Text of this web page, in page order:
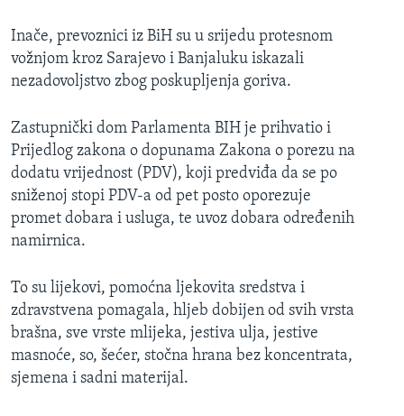
Inače, prevoznici iz BiH su u srijedu protesnom
vožnjom kroz Sarajevo i Banjaluku iskazali
nezadovoljstvo zbog poskupljenja goriva.
Zastupnički dom Parlamenta BIH je prihvatio i
Prijedlog zakona o dopunama Zakona o porezu na
dodatu vrijednost (PDV), koji predviđa da se po
sniženoj stopi PDV-a od pet posto oporezuje
promet dobara i usluga, te uvoz dobara određenih
namirnica.
To su lijekovi, pomoćna ljekovita sredstva i
zdravstvena pomagala, hljeb dobijen od svih vrsta
brašna, sve vrste mlijeka, jestiva ulja, jestive
masnoće, so, šećer, stočna hrana bez koncentrata,
sjemena i sadni materijal.